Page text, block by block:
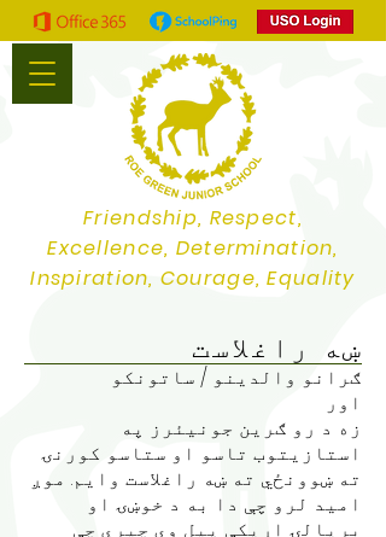
Friendship, Respect,
Excellence, Determination,
Inspiration, Courage, Equality
ښه راغلاست
ګرانو والدینو / ساتونکو
اور
زه د رو ګرین جونیئرز په
استازیتوب تاسو او ستاسو کورنۍ
ته ښوونځي ته ښه راغلاست وایم. موږ
امید لرو چې دا به د خوښۍ او
بریالۍ اړیکې پیل وي چیرې چې